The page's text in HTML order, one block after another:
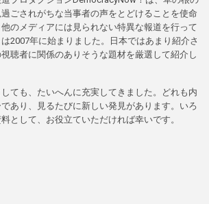
ごされがちな当事者の声をとどけることを使命
のメディアには見られない特異な報道を行って
2007年に始まりました。日本ではあまり紹介さ
聴者に関係のありそうな題材を厳選して紹介し
ても、たいへんに充実してきました。どれも内
あり、見るたびに新しい発見があります。いろ
として、お役立ていただければ幸いです。